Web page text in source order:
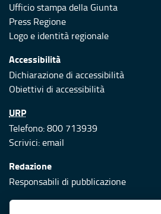
Ufficio stampa della Giunta
Press Regione
Logo e identità regionale
Accessibilità
Dichiarazione di accessibilità
Obiettivi di accessibilità
URP
Telefono: 800 713939
Scrivici:email
Redazione
Responsabili di pubblicazione
Protezione civile